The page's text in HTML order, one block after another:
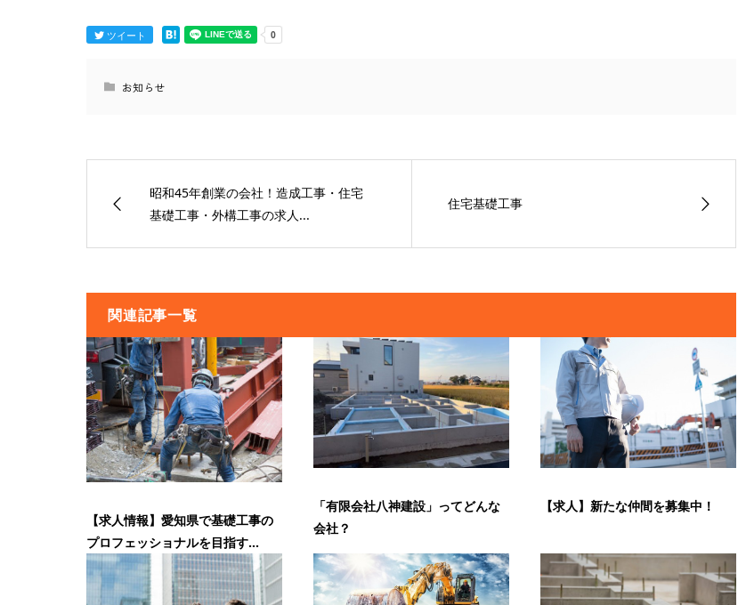
ツイート
お知らせ
昭和45年創業の会社！造成工事・住宅
基礎工事・外構工事の求人...
住宅基礎工事
関連記事一覧
【求人情報】愛知県で基礎工事の
プロフェッショナルを目指す...
「有限会社八神建設」ってどんな
会社？
【求人】新たな仲間を募集中！